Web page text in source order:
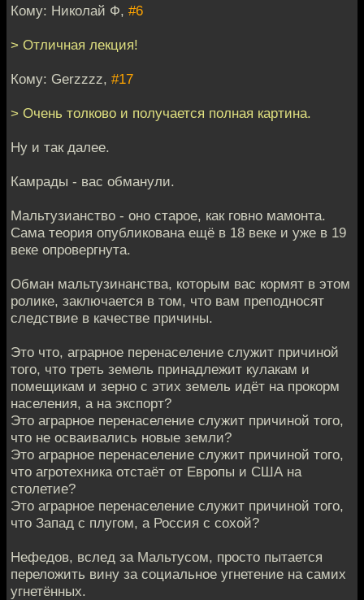
Кому: Николай Ф, #6
> Отличная лекция!
Кому: Gerzzzz, #17
> Очень толково и получается полная картина.
Ну и так далее.
Камрады - вас обманули.
Мальтузианство - оно старое, как говно мамонта.
Сама теория опубликована ещё в 18 веке и уже в 19
веке опровергнута.
Обман мальтузинанства, которым вас кормят в этом
ролике, заключается в том, что вам преподносят
следствие в качестве причины.
Это что, аграрное перенаселение служит причиной
того, что треть земель принадлежит кулакам и
помещикам и зерно с этих земель идёт на прокорм
населения, а на экспорт?
Это аграрное перенаселение служит причиной того,
что не осваивались новые земли?
Это аграрное перенаселение служит причиной того,
что агротехника отстаёт от Европы и США на
столетие?
Это аграрное перенаселение служит причиной того,
что Запад с плугом, а Россия с сохой?
Нефедов, вслед за Мальтусом, просто пытается
переложить вину за социальное угнетение на самих
угнетённых.